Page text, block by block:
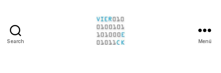
Search Menü